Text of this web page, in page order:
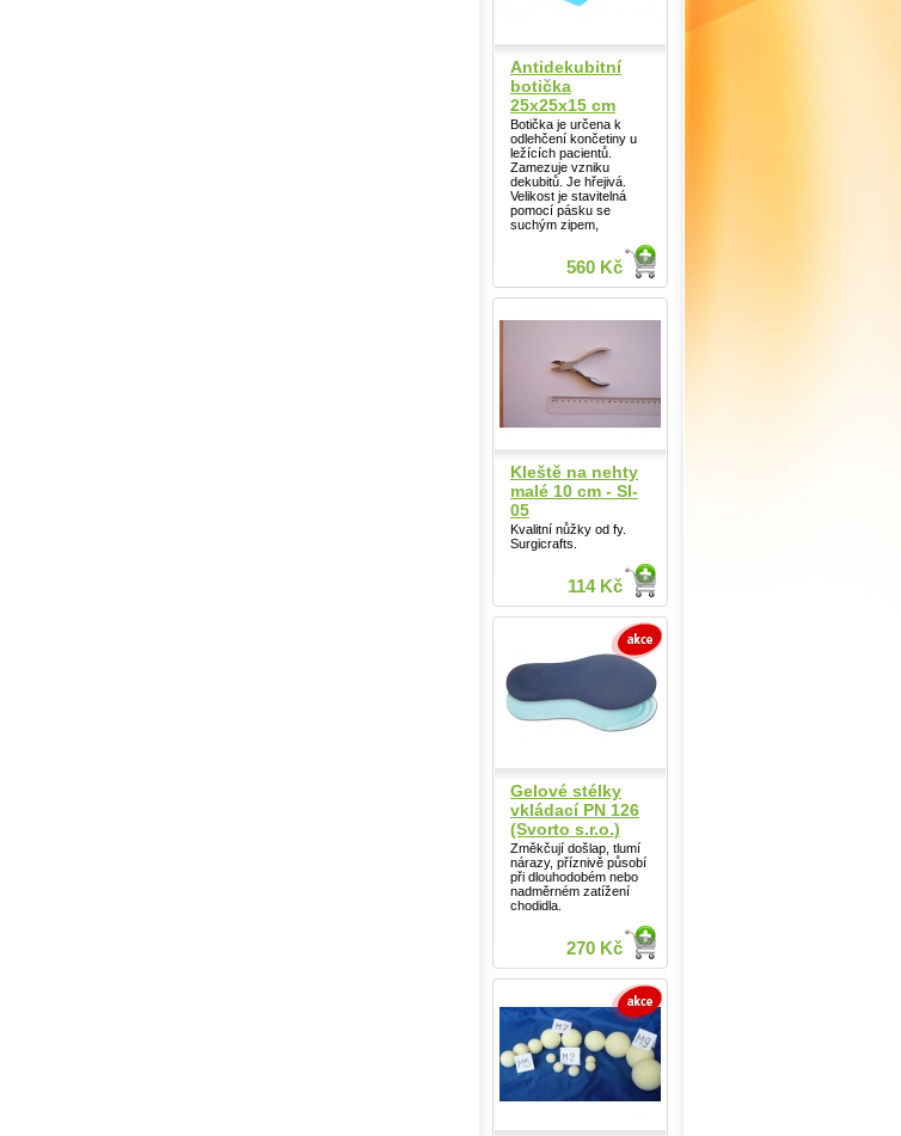
Antidekubitní
botička
25x25x15 cm
Botička je určena k
odlehčení končetiny u
ležících pacientů.
Zamezuje vzniku
dekubitů. Je hřejivá.
Velikost je stavitelná
pomocí pásku se
suchým zipem,
560 Kč
Kleště na nehty
malé 10 cm - SI-
05
Kvalitní nůžky od fy.
Surgicrafts.
114 Kč
Gelové stélky
vkládací PN 126
(Svorto s.r.o.)
Změkčují došlap, tlumí
nárazy, příznivě působí
při dlouhodobém nebo
nadměrném zatížení
chodidla.
270 Kč